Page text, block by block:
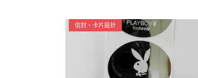
信封、卡片設計